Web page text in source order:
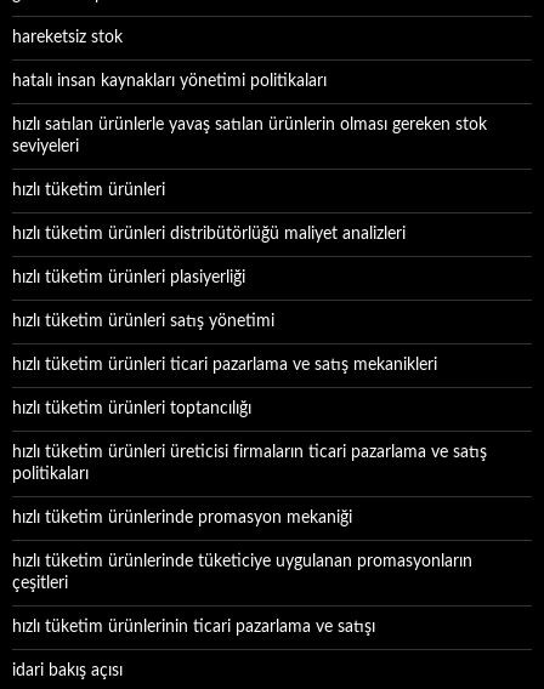
hareketsiz stok
hatalı insan kaynakları yönetimi politikaları
hızlı satılan ürünlerle yavaş satılan ürünlerin olması gereken stok
seviyeleri
hızlı tüketim ürünleri
hızlı tüketim ürünleri distribütörlüğü maliyet analizleri
hızlı tüketim ürünleri plasiyerliği
hızlı tüketim ürünleri satış yönetimi
hızlı tüketim ürünleri ticari pazarlama ve satış mekanikleri
hızlı tüketim ürünleri toptancılığı
hızlı tüketim ürünleri üreticisi firmaların ticari pazarlama ve satış
politikaları
hızlı tüketim ürünlerinde promasyon mekaniği
hızlı tüketim ürünlerinde tüketiciye uygulanan promasyonların
çeşitleri
hızlı tüketim ürünlerinin ticari pazarlama ve satışı
idari bakış açısı